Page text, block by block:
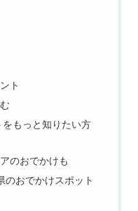
ト
もっと知りたい方
のおでかけも
のおでかけスポット